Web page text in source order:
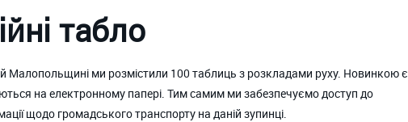
табло
Малопольщині ми розмістили 100 таблиць з розкладами руху. Новинкою є
на електронному папері. Тим самим ми забезпечуємо доступ до
щодо громадського транспорту на даній зупинці.